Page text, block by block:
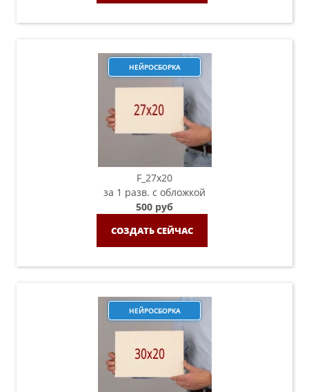
НЕЙРОСБОРКА
F_27x20
за 1 разв. с обложкой
500 руб
СОЗДАТЬ СЕЙЧАС
НЕЙРОСБОРКА